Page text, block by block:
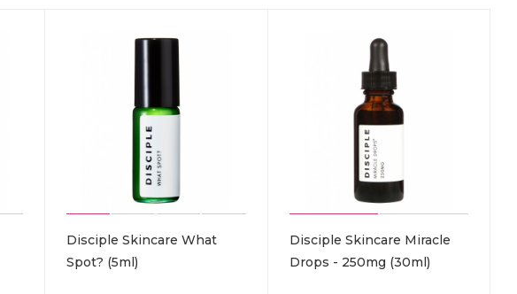
Disciple Skincare What
Spot? (5ml)
Disciple Skincare Miracle
Drops - 250mg (30ml)